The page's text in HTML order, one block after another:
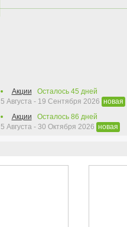
Акции Осталось 45 дней
5 Августа - 19 Сентября 2026 новая
Акции
Осталось 86 дней
5 Августа - 30 Октября 2026 новая